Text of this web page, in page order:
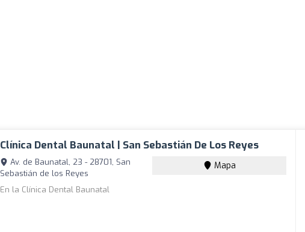
Clínica Dental Baunatal | San Sebastián De Los Reyes
Av. de Baunatal, 23 - 28701, San
Sebastián de los Reyes
Mapa
En la Clínica Dental Baunatal